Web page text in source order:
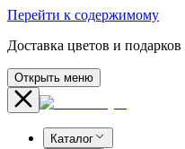
Перейти к содержимому
Доставка цветов и
Открыть меню
Каталог